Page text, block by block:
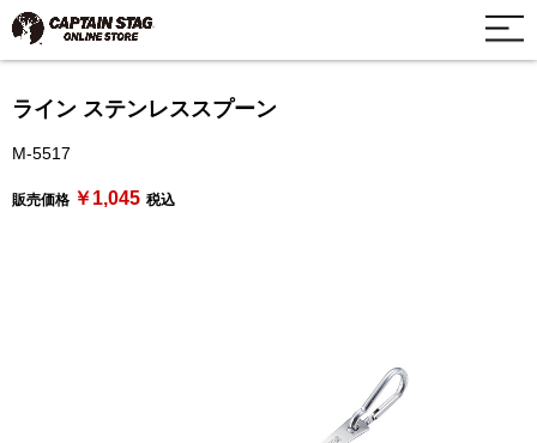
ライン ステンレススプーン
M-5517
販売価格 ￥1,045 税込